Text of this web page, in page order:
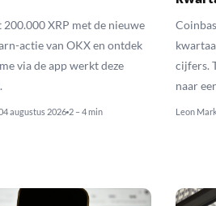
XRP met de nieuwe
actie van OKX en ontdek
via de app werkt deze
augustus 2026 2 – 4 min
cijfers.
naar
Leon